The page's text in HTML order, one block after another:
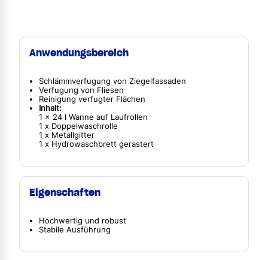
Anwendungsbereich
Schlämmverfugung von Ziegelfassaden
Verfugung von Fliesen
Reinigung verfugter Flächen
Inhalt:
1 x 24 l Wanne auf Laufrollen
1 x Doppelwaschrolle
1 x Metallgitter
1 x Hydrowaschbrett gerastert
Eigenschaften
Hochwertig und robust
Stabile Ausführung